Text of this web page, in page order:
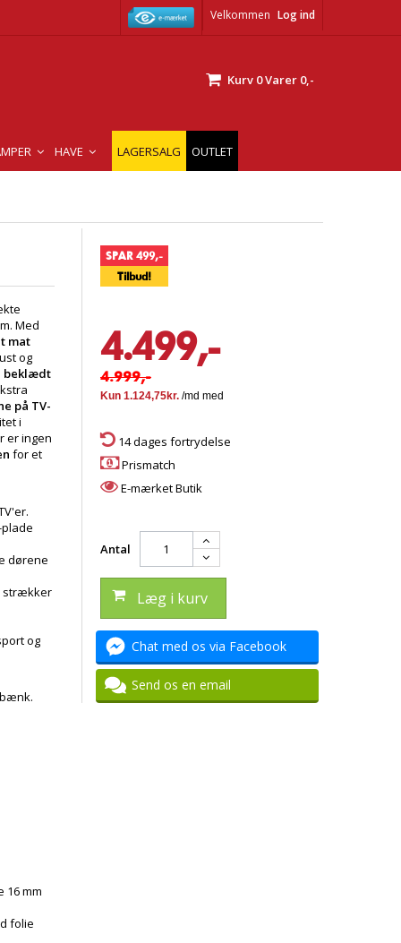
Velkommen Log ind
Kurv 0Varer 0,-
HAVE LAGERSALG OUTLET
Med
mat
og
beklædt
på TV-
i
er ingen
for et
dørene
strækker
og
16 mm
folie
SPAR 499,-
Tilbud!
4.499,-
4.999,-
14 dages fortrydelse
Prismatch
E-mærket Butik
Antal
Læg i kurv
Chat med os via Facebook
Send os en email